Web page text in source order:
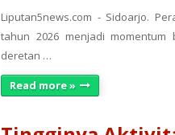
Liputan5news.com - Sidoarjo.
tahun 2026 menjadi momentum
deretan …
Read more »